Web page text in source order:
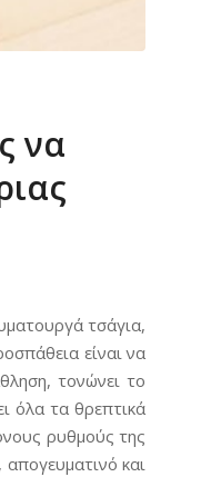
να
τσάγια,
είναι να
τονώνει το
όλα τα θρεπτικά
ρυθμούς της
και